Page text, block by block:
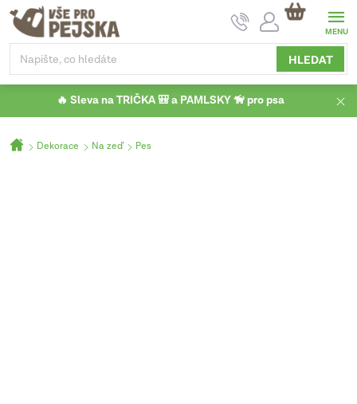
Přejít
obsah
HLEDAT
NÁKUPNÍ
KOŠÍK
🔥 Sleva na TRIČKA 🎒 a PAMLSKY 🦮 pro psa
DomůDekorace Na zeď Pes